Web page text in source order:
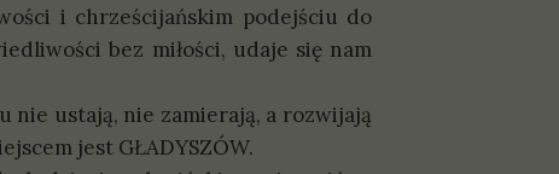
i chrześcijańskim podejściu do
bez miłości, udaje się nam
nie ustają, nie zamierają, a rozwijają
jest GŁADYSZÓW.